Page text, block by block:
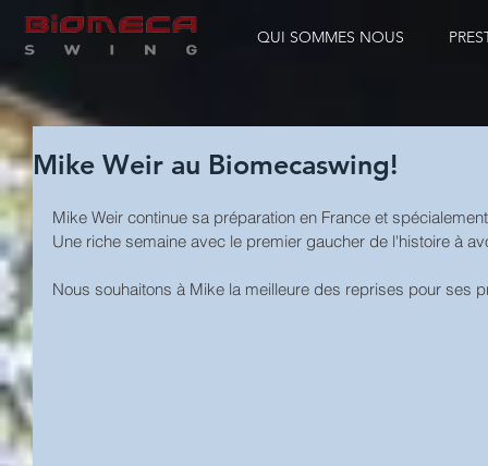
QUI SOMMES NOUS
Mike Weir au Biomecaswing!
Mike Weir continue sa préparation en France et
Une riche semaine avec le premier gaucher de l'histoire à
Nous souhaitons à Mike la meilleure des reprises pour ses